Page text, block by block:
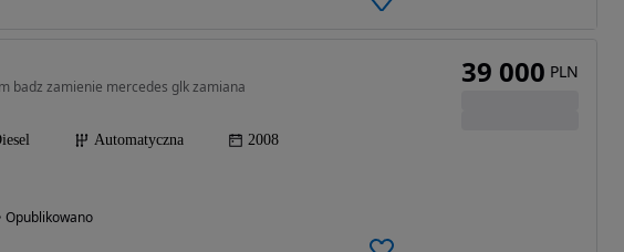
badz zamienie mercedes glk zamiana
Automatyczna 2008
Opublikowano
39 000 PLN